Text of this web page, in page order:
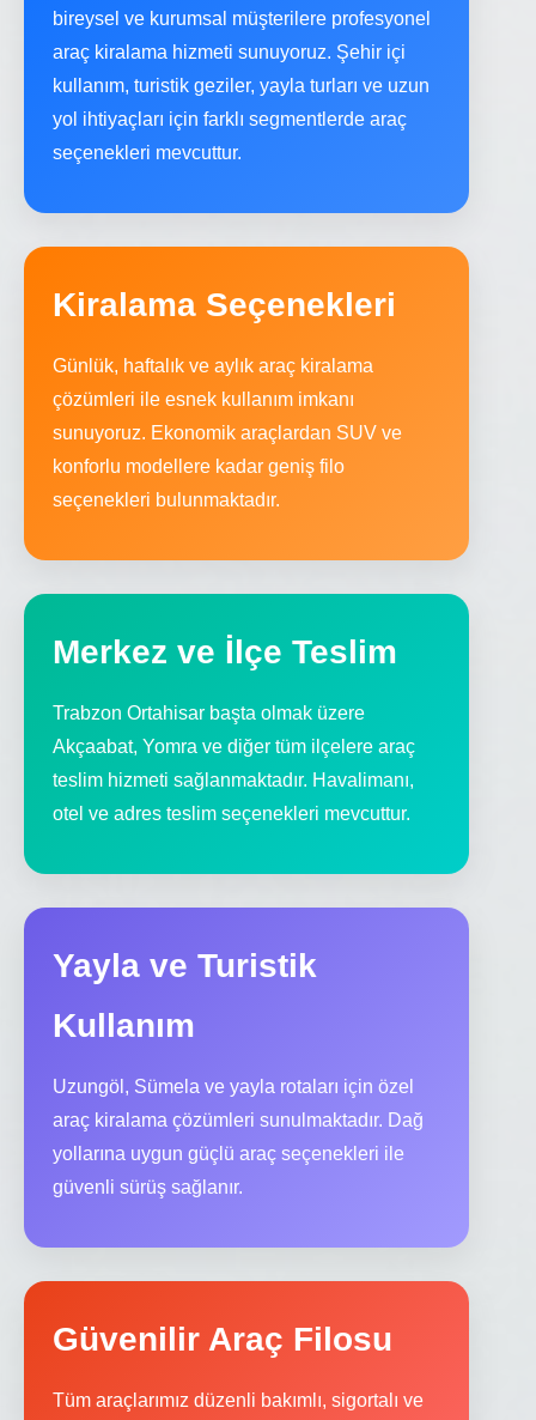
bireysel ve kurumsal müşterilere profesyonel
araç kiralama hizmeti sunuyoruz. Şehir içi
kullanım, turistik geziler, yayla turları ve uzun
yol ihtiyaçları için farklı segmentlerde araç
seçenekleri mevcuttur.
Kiralama Seçenekleri
Günlük, haftalık ve aylık araç kiralama
çözümleri ile esnek kullanım imkanı
sunuyoruz. Ekonomik araçlardan SUV ve
konforlu modellere kadar geniş filo
seçenekleri bulunmaktadır.
Merkez ve İlçe Teslim
Trabzon Ortahisar başta olmak üzere
Akçaabat, Yomra ve diğer tüm ilçelere araç
teslim hizmeti sağlanmaktadır. Havalimanı,
otel ve adres teslim seçenekleri mevcuttur.
Yayla ve Turistik
Kullanım
Uzungöl, Sümela ve yayla rotaları için özel
araç kiralama çözümleri sunulmaktadır. Dağ
yollarına uygun güçlü araç seçenekleri ile
güvenli sürüş sağlanır.
Güvenilir Araç Filosu
Tüm araçlarımız düzenli bakımlı, sigortalı ve